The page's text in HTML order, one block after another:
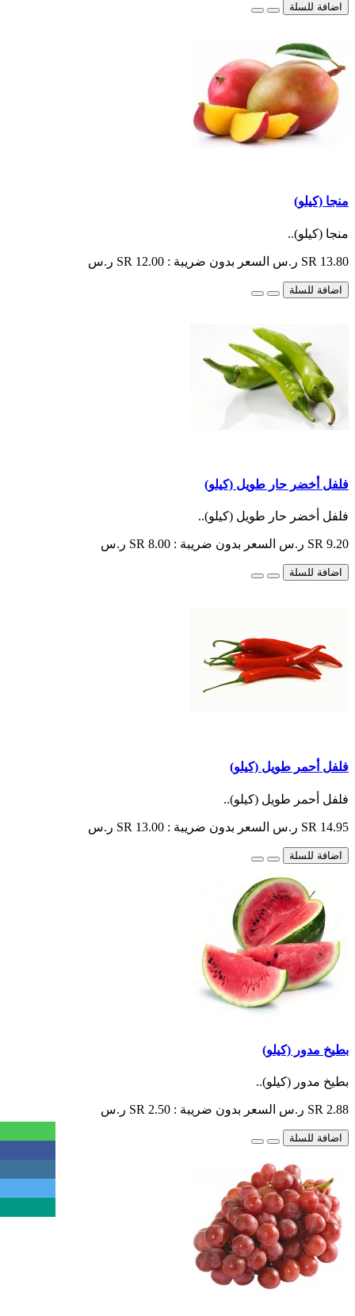
اضافة للسلة
منجا (كيلو)
منجا (كيلو)..
SR 13.80 ر.س السعر بدون ضريبة : SR 12.00 ر.س
اضافة للسلة
فلفل أخضر حار طويل (كيلو)
فلفل أخضر حار طويل (كيلو)..
SR 9.20 ر.س السعر بدون ضريبة : SR 8.00 ر.س
اضافة للسلة
فلفل أحمر طويل (كيلو)
فلفل أحمر طويل (كيلو)..
SR 14.95 ر.س السعر بدون ضريبة : SR 13.00 ر.س
اضافة للسلة
بطيخ مدور (كيلو)
بطيخ مدور (كيلو)..
SR 2.88 ر.س السعر بدون ضريبة : SR 2.50 ر.س
اضافة للسلة